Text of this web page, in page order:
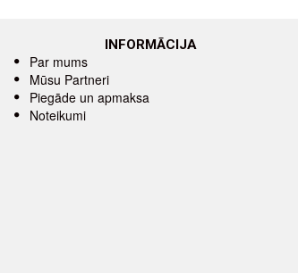
INFORMĀCIJA
Par mums
Mūsu Partneri
Piegāde un apmaksa
Noteikumi